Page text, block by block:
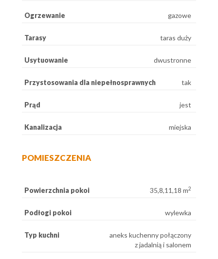
Ogrzewanie gazowe
Tarasy taras duży
Usytuowanie dwustronne
Przystosowania dla niepełnosprawnych tak
Prąd jest
Kanalizacja miejska
POMIESZCZENIA
Powierzchnia pokoi 35,8,11,18 m2
Podłogi pokoi wylewka
Typ kuchni
aneks kuchenny połączony
z jadalnią i salonem